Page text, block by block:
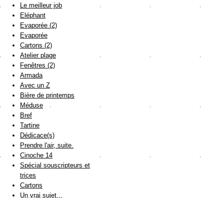
Le meilleur job
Eléphant
Evaporée (2)
Evaporée
Cartons (2)
Atelier plage
Fenêtres (2)
Armada
Avec un Z
Bière de printemps
Méduse
Bref
Tartine
Dédicace(s)
Prendre l'air, suite.
Cinoche 14
Spécial souscripteurs et
trices
Cartons
Un vrai sujet...